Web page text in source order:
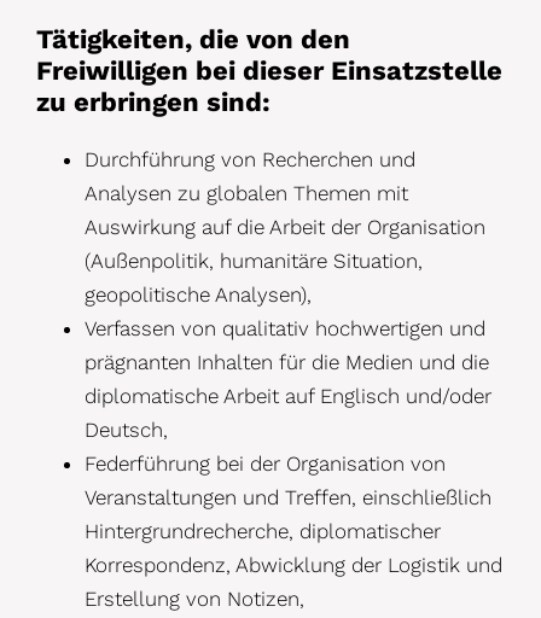
Tätigkeiten, die von den
Freiwilligen bei dieser Einsatzstelle
zu erbringen sind:
Durchführung von Recherchen und
Analysen zu globalen Themen mit
Auswirkung auf die Arbeit der Organisation
(Außenpolitik, humanitäre Situation,
geopolitische Analysen),
Verfassen von qualitativ hochwertigen und
prägnanten Inhalten für die Medien und die
diplomatische Arbeit auf Englisch und/oder
Deutsch,
Federführung bei der Organisation von
Veranstaltungen und Treffen, einschließlich
Hintergrundrecherche, diplomatischer
Korrespondenz, Abwicklung der Logistik und
Erstellung von Notizen,